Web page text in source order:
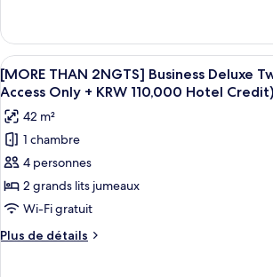
2NGTS]
Business
Deluxe
Double(Indoor
Pool
Access
Only
+
KRW
110,000
Hotel
[MORE
THAN
2NGTS]
Business
Double(Indoor
Pool
Access
Only
+
110,000
Hotel
Credit)
Afficher
toutes
les
photos
pour
ce
type
de
chambre :
[MORE
Une
3
[MORE THAN 2NGTS] Business Deluxe
Access Only + KRW 110,000 Hotel Credit)
42 m²
1 chambre
4 personnes
2 grands lits jumeaux
Wi-Fi gratuit
Plus de détails
Plus